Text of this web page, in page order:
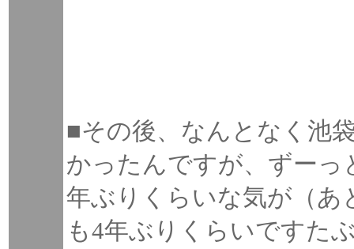
■その後、なんとなく池
かったんですが、ずー
年ぶりくらいな気が（あ
も4年ぶりくらいですた